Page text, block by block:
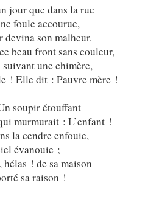
jour que dans la rue
foule accourue,
devina son malheur.
beau front sans couleur,
une chimère,
! Elle dit : Pauvre mère !
soupir étouffant
murmurait : L’enfant !
la cendre enfouie,
évanouie ;
! de sa maison
sa raison !